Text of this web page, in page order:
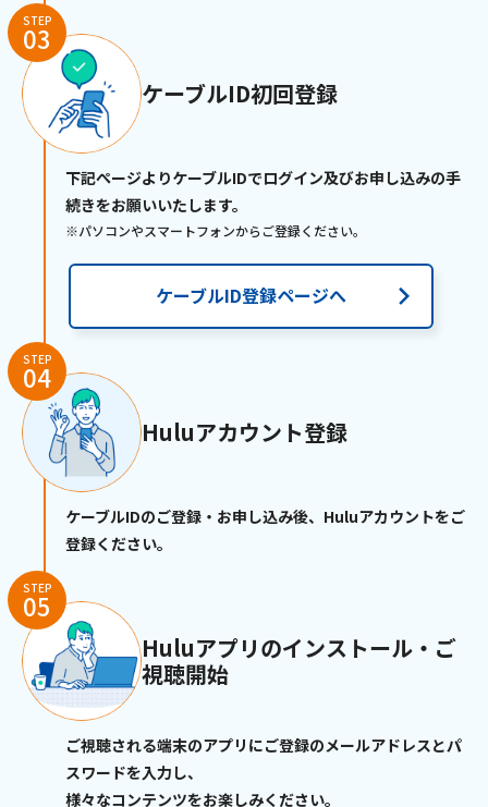
STEP
03
ケーブルID初回登録
下記ぺージよりケーブルIDでログイン及びお申し込みの手
続きをお願いいたします。
※パソコンやスマートフォンからご登録ください。
ケーブルID登録ページへ
STEP
04
Huluアカウント登録
ケーブルIDのご登録・お申し込み後、Huluアカウントをご
登録ください。
STEP
05
Huluアプリのインストール・ご
視聴開始
ご視聴される端末のアプリにご登録のメールアドレスとパ
スワードを入力し、
様々なコンテンツをお楽しみください。